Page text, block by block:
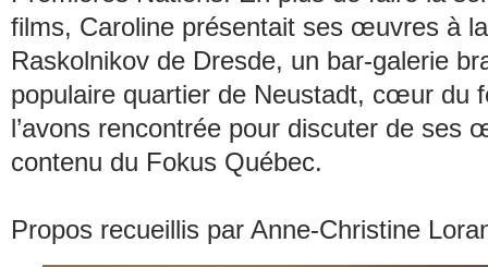
films, Caroline présentait ses œuvres à
Raskolnikov de Dresde, un bar-galerie
populaire quartier de Neustadt, cœur du
l’avons rencontrée pour discuter de ses
contenu du Fokus Québec.
Propos recueillis par Anne-Christine